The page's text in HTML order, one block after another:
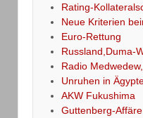
Rating-
Neue Kriterien
Euro-Rettung
Russland,Duma-
Radio
Unruhen in
AKW Fukushima
Guttenberg-Affäre